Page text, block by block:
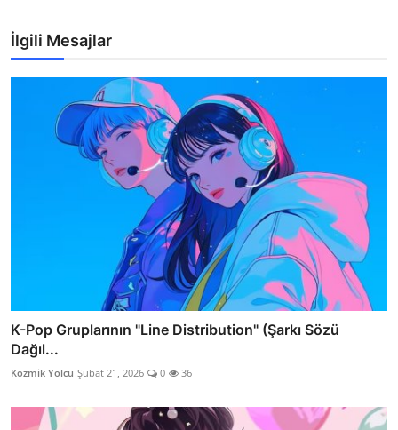
İlgili Mesajlar
K-Pop Gruplarının "Line Distribution" (Şarkı Sözü
Dağıl...
Kozmik Yolcu Şubat 21, 2026 0 36